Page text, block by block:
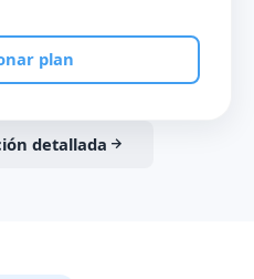
plan
detallada